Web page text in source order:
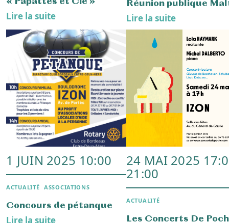
6 DÉC. 2024 09:00
ACTUALITÉ
Collecte de dons : jouets
et alimentaire
Lire la suite
30 NOV. 2024
- 18:00
FESTIVITÉS
Marché de Noël et